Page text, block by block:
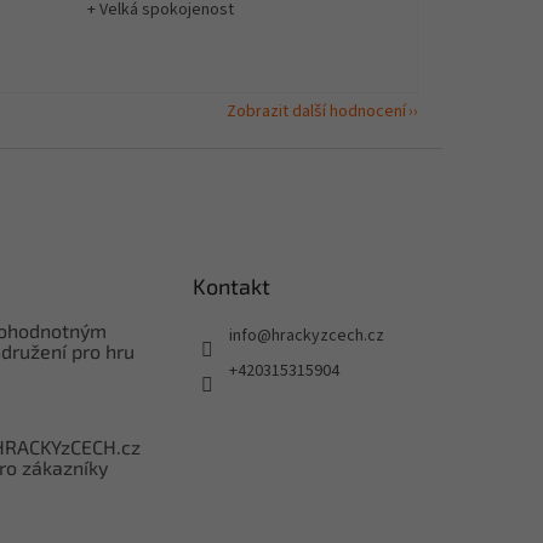
+ Velká spokojenost
Zobrazit další hodnocení
pro hru
zákazníky
Kontakt
info@hrackyzcech.cz
+420315315904